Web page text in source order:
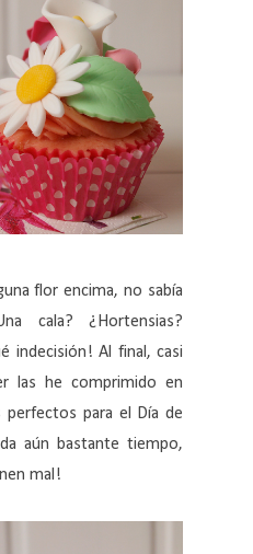
flor encima, no sabía
cala? ¿Hortensias?
indecisión! Al final, casi
las he comprimido en
perfectos para el Día de
aún bastante tiempo,
mal!